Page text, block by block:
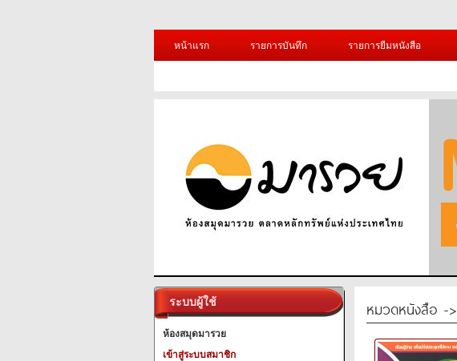
หน้าแรก
รายการบันทึก รายการยืมหนังสือ
ระบบผู้ใช้
ห้องสมุดมารวย
เข้าสู่ระบบสมาชิก
หมวดหนังสือ ->